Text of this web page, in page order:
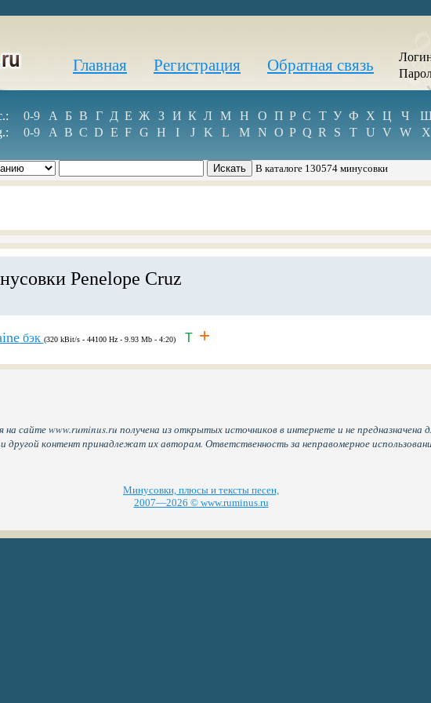
Главная Регистрация Обратная связь
0-9 А Б В Г Д Е Ж З И К Л М Н О П Р С Т У Ф Х Ц Ч
0-9 A B C D E F G H I J K L M N O P Q R S T U V W X
В каталоге 130574 минусовки
Penelope Cruz
бэк (320 kBit/s - 44100 Hz - 9.93 Mb - 4:20) T +
сайте www.ruminus.ru получена из открытых источников в интернете и не предназначена
другой контент принадлежат их авторам. Ответственность за неправомерное
Минусовки, плюсы и тексты песен,
2007—2026 © www.ruminus.ru